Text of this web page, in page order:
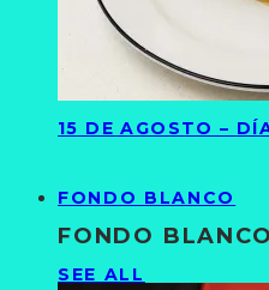
15 DE AGOSTO –
FONDO BLANCO
FONDO BLANCO
SEE ALL